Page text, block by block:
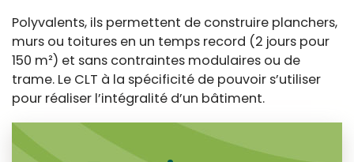
Polyvalents, ils permettent de construire planchers,
murs ou toitures en un temps record (2 jours pour
150 m²) et sans contraintes modulaires ou de
trame. Le CLT à la spécificité de pouvoir s’utiliser
pour réaliser l’intégralité d’un bâtiment.